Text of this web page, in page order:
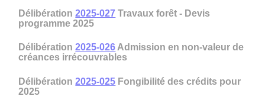
Délibération2025-027 Travaux forêt - Devis
programme 2025
Délibération2025-026Admission en non-valeur de
créances irrécouvrables
Délibération2025-025 Fongibilité des crédits pour
2025